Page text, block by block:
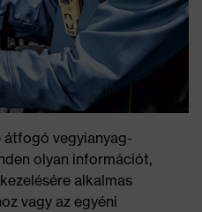
átfogó vegyianyag-
olyan információt,
alkalmas
vagy az egyéni